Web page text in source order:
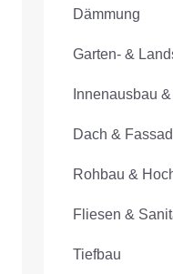
Dämmung
Garten- &
Innenausbau
Dach &
Rohbau &
Fliesen &
Tiefbau